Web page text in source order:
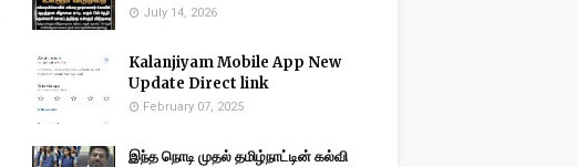
July 14, 2026
Kalanjiyam Mobile App New
Update Direct link
February 07, 2025
இந்த நொடி முதல் தமிழ்நாட்டின் கல்வி